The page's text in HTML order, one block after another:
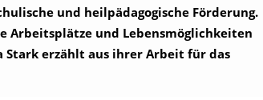
und heilpädagogische Förderung.
Arbeitsplätze und Lebensmöglichkeiten
Stark erzählt aus ihrer Arbeit für das